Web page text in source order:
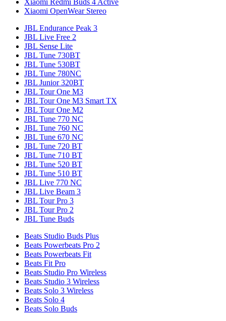
Xiaomi Redmi Buds 4 Active
Xiaomi OpenWear Stereo
JBL Endurance Peak 3
JBL Live Free 2
JBL Sense Lite
JBL Tune 730BT
JBL Tune 530BT
JBL Tune 780NC
JBL Junior 320BT
JBL Tour One M3
JBL Tour One M3 Smart TX
JBL Tour One M2
JBL Tune 770 NC
JBL Tune 760 NC
JBL Tune 670 NC
JBL Tune 720 BT
JBL Tune 710 BT
JBL Tune 520 BT
JBL Tune 510 BT
JBL Live 770 NC
JBL Live Beam 3
JBL Tour Pro 3
JBL Tour Pro 2
JBL Tune Buds
Beats Studio Buds Plus
Beats Powerbeats Pro 2
Beats Powerbeats Fit
Beats Fit Pro
Beats Studio Pro Wireless
Beats Studio 3 Wireless
Beats Solo 3 Wireless
Beats Solo 4
Beats Solo Buds